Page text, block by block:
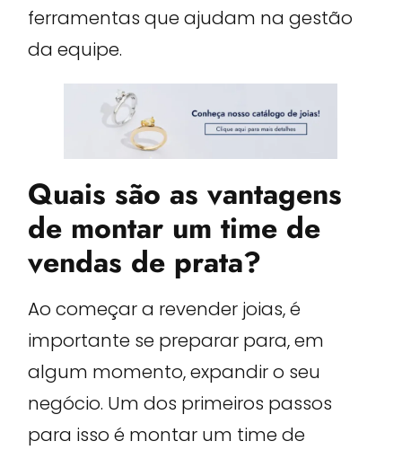
ferramentas que ajudam na gestão
da equipe.
Quais são as vantagens
de montar um time de
vendas de prata?
Ao começar a revender joias, é
importante se preparar para, em
algum momento, expandir o seu
negócio. Um dos primeiros passos
para isso é montar um time de